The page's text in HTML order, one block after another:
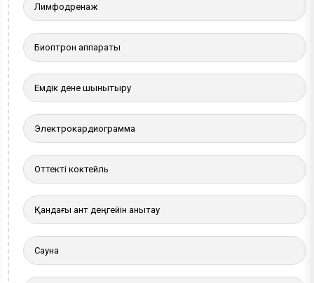
Лимфодренаж
Биоптрон аппараты
Емдік дене шынықтыру
Электрокардиограмма
Оттекті коктейль
Қандағы қант деңгейін анықтау
Сауна